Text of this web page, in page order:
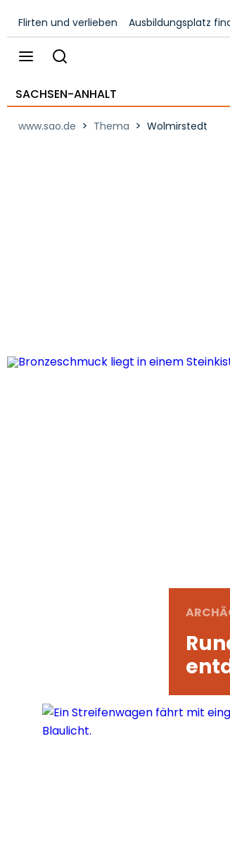
Flirten und verlieben Ausbildungsplatz
SACHSEN-ANHALT
www.sao.de > Thema > Wolmirstedt